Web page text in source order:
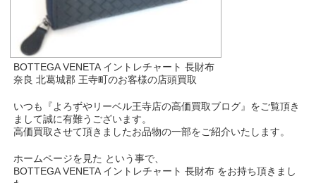
BOTTEGA VENETA イントレチャート 長財布
奈良 北葛城郡 王寺町のお客様の店頭買取
いつも『よろずやリーベル王寺店の高価買取ブログ』をご覧頂き
まして誠に有難うございます。
高価買取させて頂きましたお品物の一部をご紹介いたします。
ホームページを見た という事で、
BOTTEGA VENETA イントレチャート 長財布 をお持ち頂きまし